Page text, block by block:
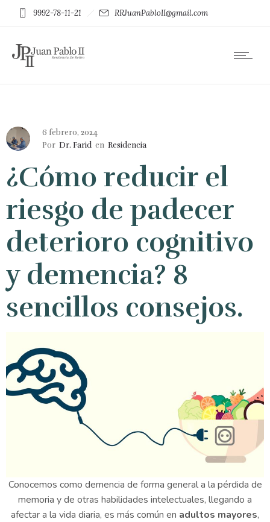
9992-78-11-21 RRJuanPabloII@gmail.com
6 febrero, 2024
Por Dr. Farid en Residencia
¿Cómo reducir el
riesgo de padecer
deterioro cognitivo
y demencia? 8
sencillos consejos.
Conocemos como demencia de forma general a la pérdida de
memoria y de otras habilidades intelectuales, llegando a
afectar a la vida diaria, es más común en adultos mayores,